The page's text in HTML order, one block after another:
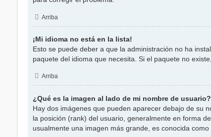
Arriba
¡Mi idioma no está en la lista!
Esto se puede deber a que la administración no ha
paquete del idioma que necesita. Si el paquete no
Arriba
¿Qué es la imagen al lado de mi nombre de usuario?
Hay dos imágenes que pueden aparecer debajo de su
la posición (rank) del usuario, generalmente en forma
usualmente una imagen más grande, es conocida